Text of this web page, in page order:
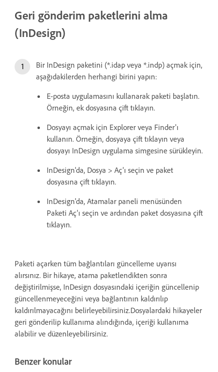
Geri gönderim paketlerini alma
(InDesign)
Bir InDesign paketini (*.idap veya *.indp) açmak için,
aşağıdakilerden herhangi birini yapın:
E-posta uygulamasını kullanarak paketi başlatın.
Örneğin, ek dosyasına çift tıklayın.
Dosyayı açmak için Explorer veya Finder'ı
kullanın. Örneğin, dosyaya çift tıklayın veya
dosyayı InDesign uygulama simgesine sürükleyin.
InDesign'da, Dosya > Aç'ı seçin ve paket
dosyasına çift tıklayın.
InDesign'da, Atamalar paneli menüsünden
Paketi Aç'ı seçin ve ardından paket dosyasına çift
tıklayın.
Paketi açarken tüm bağlantıları güncelleme uyarısı
alırsınız. Bir hikaye, atama paketlendikten sonra
değiştirilmişse, InDesign dosyasındaki içeriğin güncellenip
güncellenmeyeceğini veya bağlantının kaldırılıp
kaldırılmayacağını belirleyebilirsiniz.Dosyalardaki hikayeler
geri gönderilip kullanıma alındığında, içeriği kullanıma
alabilir ve düzenleyebilirsiniz.
Benzer konular